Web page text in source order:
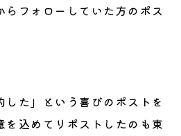
フォローしていた方のポス
た」という喜びのポストを
を込めてリポストしたのも束